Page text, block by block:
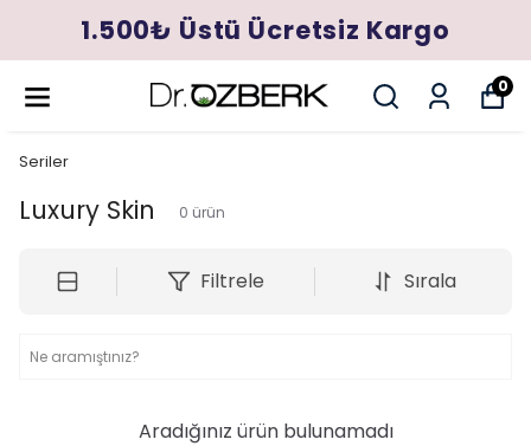
1.500₺ Üstü Ücretsiz Kargo
0
Seriler
Luxury Skin 0 ürün
Filtrele Sırala
Aradığınız ürün bulunamadı